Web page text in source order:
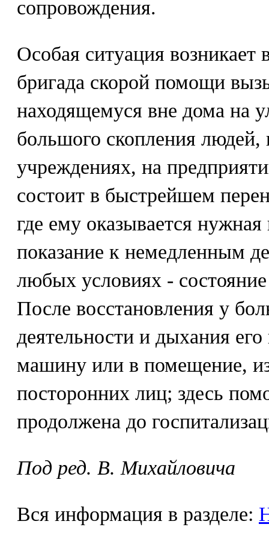
сопровождения.
Особая ситуация возникает
бригада скорой помощи
находящемуся вне дома на
большого скопления
учреждениях, на
состоит в быстрейшем
где ему оказывается
показание к немедленным
любых условиях -
После восстановления у
деятельности и дыхания
машину или в помещение,
посторонних лиц; здесь
продолжена до
Под ред. В. Михайловича
Вся информация в разделе: